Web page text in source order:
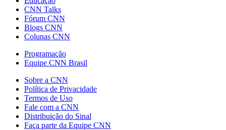
CNN Talks
Fórum CNN
Blogs CNN
Colunas CNN
Programação
Equipe CNN Brasil
Sobre a CNN
Política de Privacidade
Termos de Uso
Fale com a CNN
Distribuição do Sinal
Faça parte da Equipe CNN